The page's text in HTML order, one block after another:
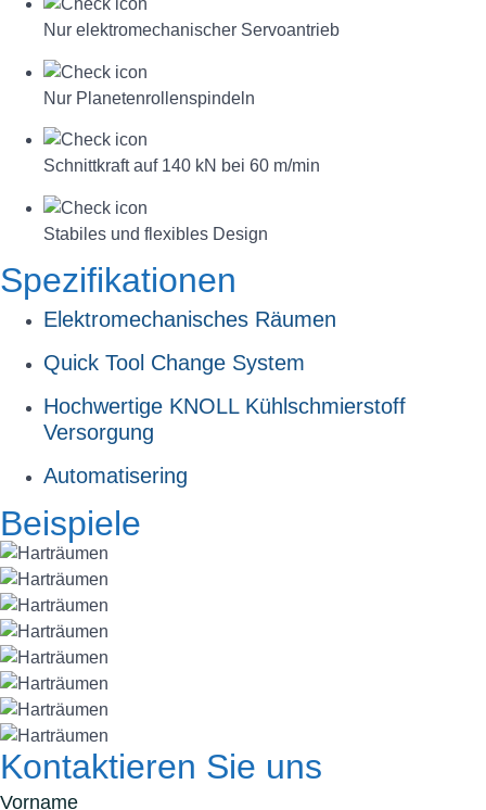
Nur elektromechanischer Servoantrieb
Nur Planetenrollenspindeln
Schnittkraft auf 140 kN bei 60 m/min
Stabiles und flexibles Design
Spezifikationen
Elektromechanisches Räumen
Quick Tool Change System
Hochwertige KNOLL Kühlschmierstoff
Versorgung
Automatisering
Beispiele
Kontaktieren Sie uns
Vorname